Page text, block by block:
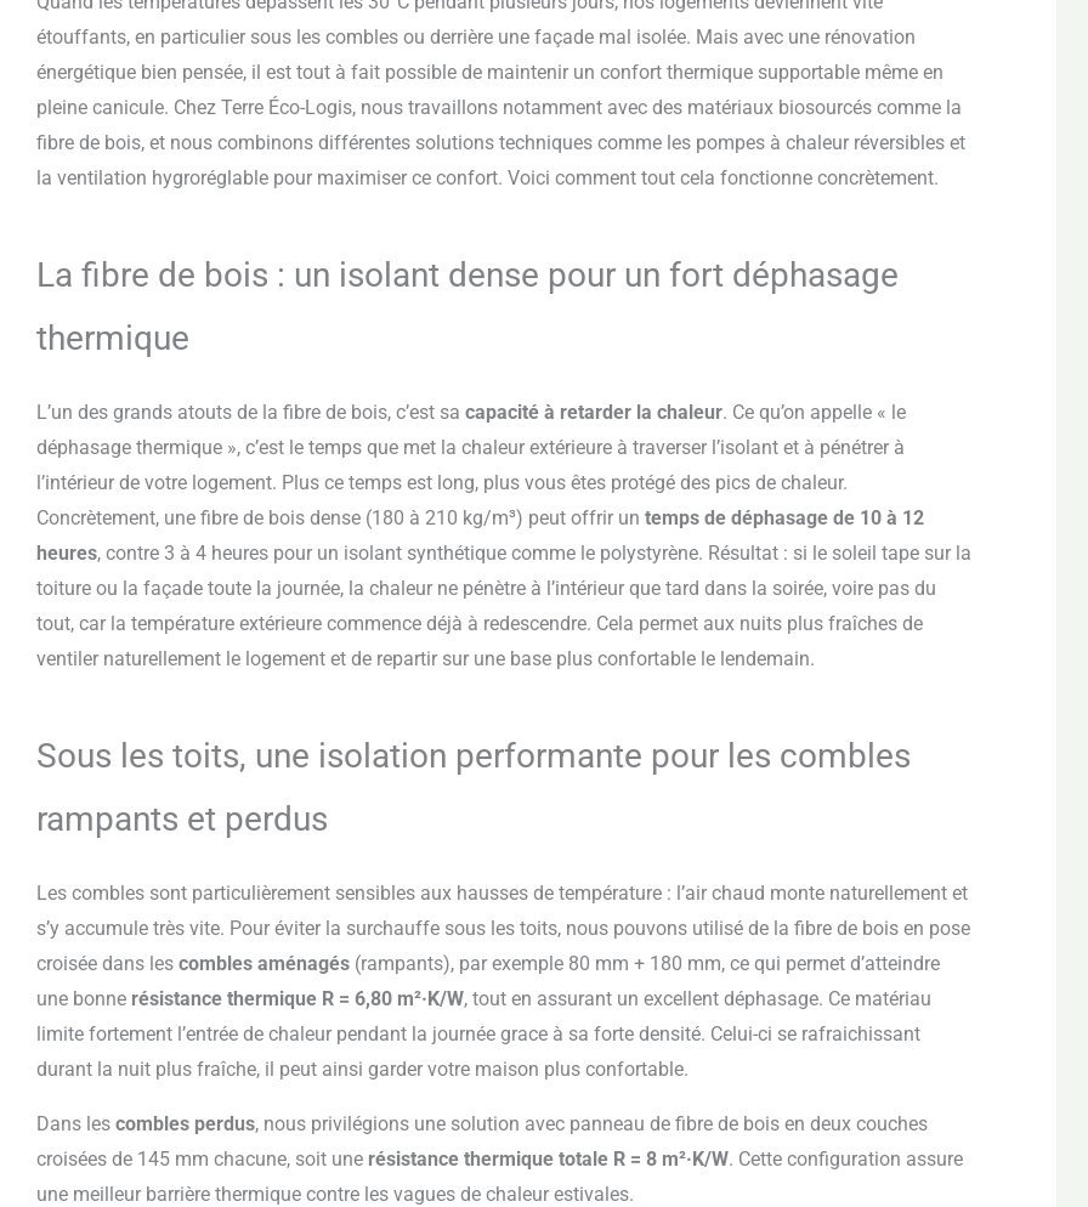
étouffants, en particulier sous les combles ou derrière une façade mal isolée. Mais avec une rénovation
énergétique bien pensée, il est tout à fait possible de maintenir un confort thermique supportable même en
pleine canicule. Chez Terre Éco-Logis, nous travaillons notamment avec des matériaux biosourcés comme la
fibre de bois, et nous combinons différentes solutions techniques comme les pompes à chaleur réversibles et
la ventilation hygroréglable pour maximiser ce confort. Voici comment tout cela fonctionne concrètement.
La fibre de bois : un isolant dense pour un fort déphasage
thermique
L’un des grands atouts de la fibre de bois, c’est sa capacité à retarder la chaleur. Ce qu’on appelle « le
déphasage thermique », c’est le temps que met la chaleur extérieure à traverser l’isolant et à pénétrer à
l’intérieur de votre logement. Plus ce temps est long, plus vous êtes protégé des pics de chaleur.
Concrètement, une fibre de bois dense (180 à 210 kg/m³) peut offrir un temps de déphasage de 10 à 12
heures, contre 3 à 4 heures pour un isolant synthétique comme le polystyrène. Résultat : si le soleil tape sur la
toiture ou la façade toute la journée, la chaleur ne pénètre à l’intérieur que tard dans la soirée, voire pas du
tout, car la température extérieure commence déjà à redescendre. Cela permet aux nuits plus fraîches de
ventiler naturellement le logement et de repartir sur une base plus confortable le lendemain.
Sous les toits, une isolation performante pour les combles
rampants et perdus
Les combles sont particulièrement sensibles aux hausses de température : l’air chaud monte naturellement et
s’y accumule très vite. Pour éviter la surchauffe sous les toits, nous pouvons utilisé de la fibre de bois en pose
croisée dans les combles aménagés (rampants), par exemple 80 mm + 180 mm, ce qui permet d’atteindre
une bonne résistance thermique R = 6,80 m²·K/W, tout en assurant un excellent déphasage. Ce matériau
limite fortement l’entrée de chaleur pendant la journée grace à sa forte densité. Celui-ci se rafraichissant
durant la nuit plus fraîche, il peut ainsi garder votre maison plus confortable.
Dans les combles perdus, nous privilégions une solution avec panneau de fibre de bois en deux couches
croisées de 145 mm chacune, soit une résistance thermique totale R = 8 m²·K/W. Cette configuration assure
une meilleur barrière thermique contre les vagues de chaleur estivales.